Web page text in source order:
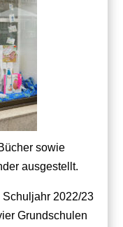
sowie
ausgestellt.
Schuljahr 2022/23
Grundschulen